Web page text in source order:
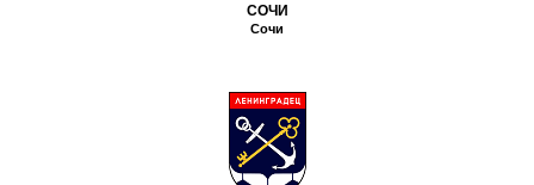
СОЧИ
Сочи